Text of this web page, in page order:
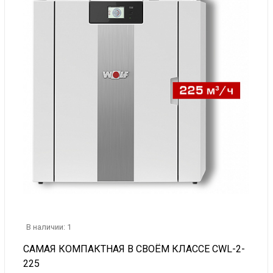
В наличии: 1
САМАЯ КОМПАКТНАЯ В СВОЁМ КЛАССЕ CWL-2-
225